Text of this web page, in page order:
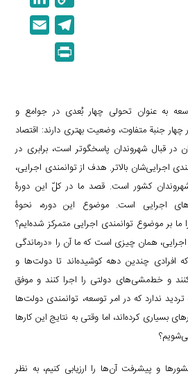
o
p
y
n
k
i
n
I
n
e
l
r
a
n
t
به عنوان تحولی چهار بُعدی در جوامع و
جنبة متفاوت، وضعیت بهتری دارند: اقتصاد
قبال شهروندان پاسخگوتر است، برابری در
اجرایی‌شان بالاتر. هدف از توانمندی اجرایی،
شهروندان کشور است. قصد ما در کلّ این دورۀ
اجرایی است. موضوع این دوره، نحوۀ
بر موضوع توانمندی اجرایی متمرکز شده‌ایم؟
اجرایی، همان چیزی است که ما آن را «درماندگی
افرادی چندین دهه کوشیده‌اند تا دولت‌ها و
کنند و خط‌مشی‌های دولتی را اجرا کنند و موفق
ندارد که در امر توسعه، توانمندی دولت‌ها
بسیاری کرده‌اند، اما وقتی به نتایج این کارها
و پیشرفت آن‌ها را ارزیابی کنیم، به نظر